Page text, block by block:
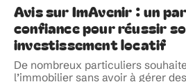
Avis sur ImAvenir : un
confiance pour réussir
investissement locatif
De nombreux particuliers
l’immobilier sans avoir à gérer